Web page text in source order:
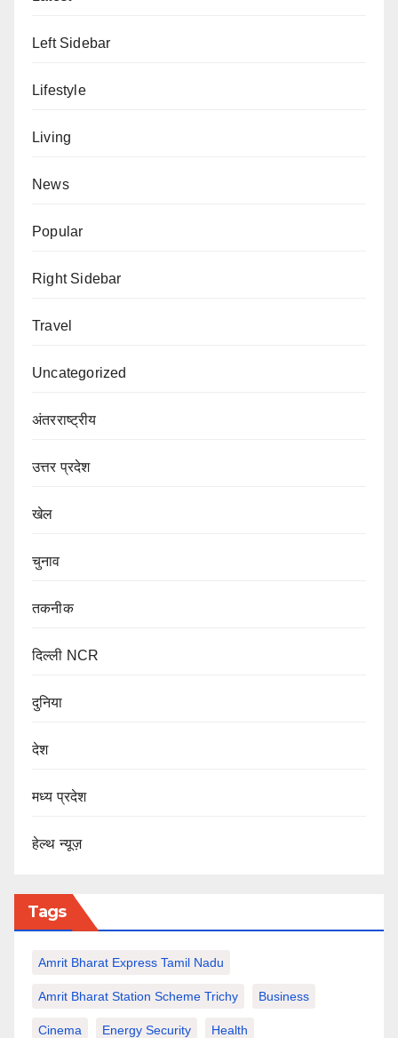
Left Sidebar
Lifestyle
Living
News
Popular
Right Sidebar
Travel
Uncategorized
अंतरराष्ट्रीय
उत्तर प्रदेश
खेल
चुनाव
तकनीक
दिल्ली NCR
दुनिया
देश
मध्य प्रदेश
हेल्थ न्यूज़
Tags
Amrit Bharat Express Tamil Nadu
Amrit Bharat Station Scheme Trichy Business
Cinema Energy Security Health